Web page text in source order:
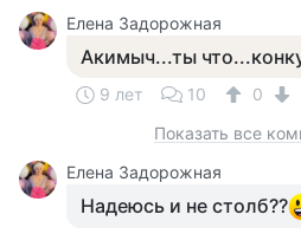
Елена Задорожная
Акимыч...ты
9 лет 10
0
Показать все
Елена Задорожная
Надеюсь и не столб??